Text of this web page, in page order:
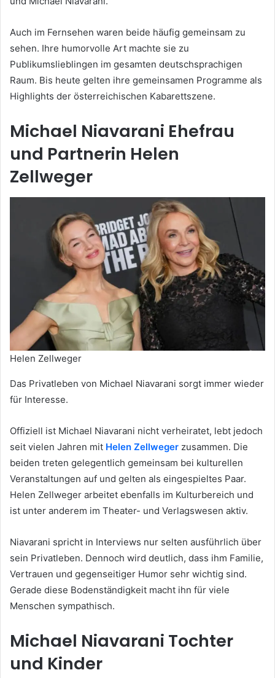
Auch im Fernsehen waren beide häufig gemeinsam zu
sehen. Ihre humorvolle Art machte sie zu
Publikumslieblingen im gesamten deutschsprachigen
Raum. Bis heute gelten ihre gemeinsamen Programme als
Highlights der österreichischen Kabarettszene.
Michael Niavarani Ehefrau
und Partnerin Helen
Zellweger
Helen Zellweger
Das Privatleben von Michael Niavarani sorgt immer wieder
für Interesse.
Offiziell ist Michael Niavarani nicht verheiratet, lebt jedoch
seit vielen Jahren mit Helen Zellweger zusammen. Die
beiden treten gelegentlich gemeinsam bei kulturellen
Veranstaltungen auf und gelten als eingespieltes Paar.
Helen Zellweger arbeitet ebenfalls im Kulturbereich und
ist unter anderem im Theater- und Verlagswesen aktiv.
Niavarani spricht in Interviews nur selten ausführlich über
sein Privatleben. Dennoch wird deutlich, dass ihm Familie,
Vertrauen und gegenseitiger Humor sehr wichtig sind.
Gerade diese Bodenständigkeit macht ihn für viele
Menschen sympathisch.
Michael Niavarani Tochter
und Kinder